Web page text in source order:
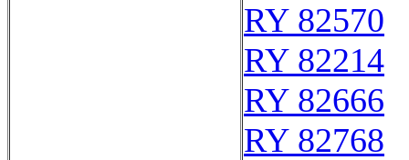
RY 82570
RY 82214
RY 82666
RY 82768